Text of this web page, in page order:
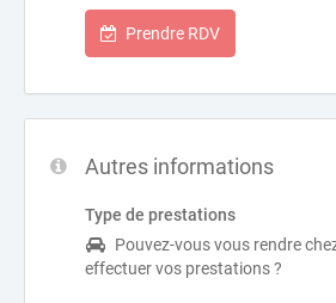
Prendre RDV
Autres informations
Type de prestations
Pouvez-vous vous rendre
effectuer vos prestations ?